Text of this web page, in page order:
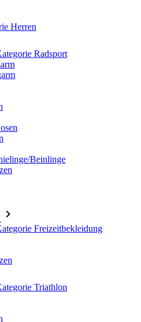
Beinlinge
Freizeitbekleidung
Triathlon